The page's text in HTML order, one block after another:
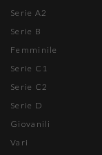
Serie A2
Serie B
Femminile
Serie C1
Serie C2
Serie D
Giovanili
Vari